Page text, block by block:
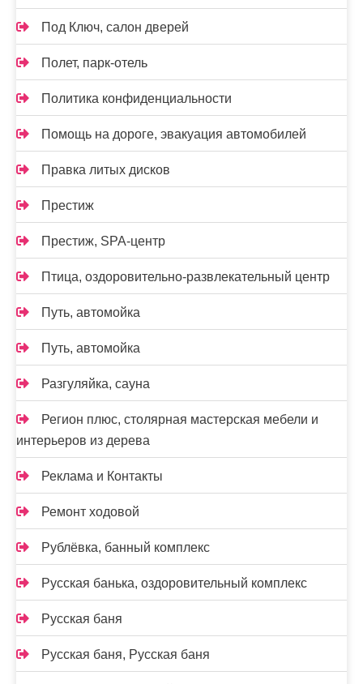
Под Ключ, салон дверей
Полет, парк-отель
Политика конфиденциальности
Помощь на дороге, эвакуация автомобилей
Правка литых дисков
Престиж
Престиж, SPA-центр
Птица, оздоровительно-развлекательный центр
Путь, автомойка
Путь, автомойка
Разгуляйка, сауна
Регион плюс, столярная мастерская мебели и
интерьеров из дерева
Реклама и Контакты
Ремонт ходовой
Рублёвка, банный комплекс
Русская банька, оздоровительный комплекс
Русская баня
Русская баня, Русская баня